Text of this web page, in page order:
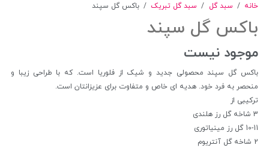
خانه / سبد گل / سبد گل تبریک / باکس گل سپند
باکس گل سپند
موجود نیست
باکس گل سپند محصولی جدید و شیک از فلوریا است. که با طراحی زیبا و
منحصر به فرد خود. هدیه ای خاص و متفاوت برای عزیزانتان است.
ترکیبی از
3 شاخه گل رز هلندی
10-11 گل رز مینیاتوری
2 شاخه گل آنتریوم